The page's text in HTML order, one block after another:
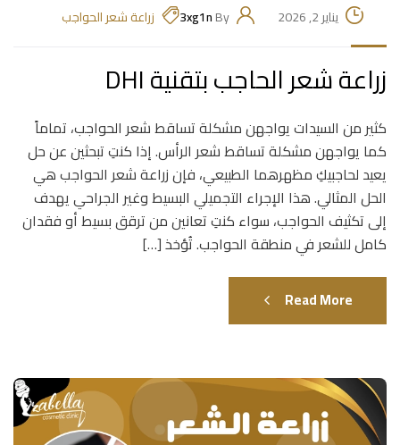
يناير 2, 2026 By
3xg1n زراعة شعر الحواجب
زراعة شعر الحاجب بتقنية DHI
كثير من السيدات يواجهن مشكلة تساقط شعر الحواجب، تماماً
كما يواجهن مشكلة تساقط شعر الرأس. إذا كنتِ تبحثين عن حل
يعيد لحاجبيكِ مظهرهما الطبيعي، فإن زراعة شعر الحواجب هي
الحل المثالي. هذا الإجراء التجميلي البسيط وغير الجراحي يهدف
إلى تكثيف الحواجب، سواء كنتِ تعانين من ترقق بسيط أو فقدان
كامل للشعر في منطقة الحواجب. تُؤخذ […]
Read More